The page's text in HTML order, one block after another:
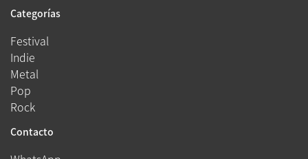
Categorías
Festival
Indie
Metal
Pop
Rock
Contacto